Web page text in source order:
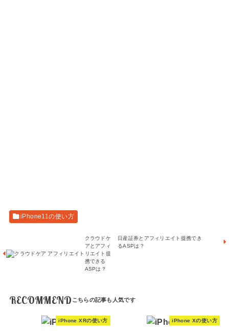
iPhone11の使い方
クラウドケ
アとアフィ
リエイト提
携できる
ASPは？
日産証券とアフィリエイト提携でき
るASPは？
RECOMMEND
iPhone XRの使い方 iPhone Xの使い方